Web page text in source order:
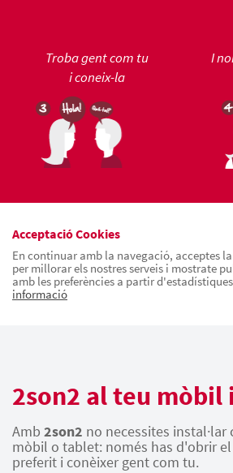
Troba gent com tu
i coneix-la
I
Acceptació Cookies
En continuar amb la navegació, acceptes
per millorar els nostres serveis i mostrate
amb les preferències a partir
informació
2son2 al teu mòbil
Amb 2son2 no necessites instal·lar
mòbil o tablet: només has d'obrir
preferit i conèixer gent com tu.